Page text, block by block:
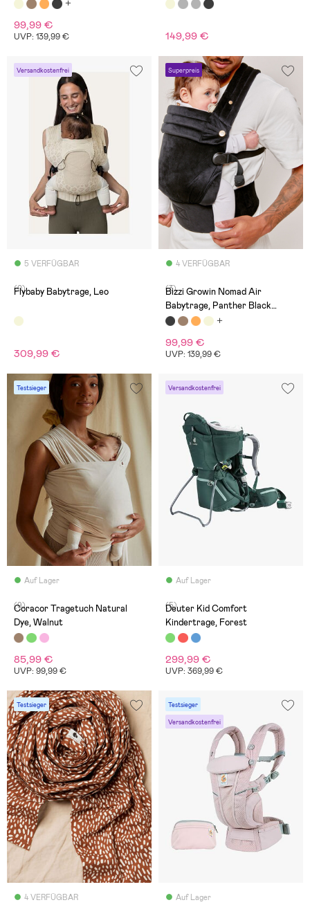
99,99 €
UVP: 139,99 € 149,99 €
Versandkostenfrei
5 VERFÜGBAR
(0)
Flybaby Babytrage, Leo
309,99 €
Superpreis
4 VERFÜGBAR
(3)
Bizzi Growin Nomad Air
Babytrage, Panther Black
Velvet
99,99 €
UVP: 139,99 €
Testsieger
Auf Lager
(9)
Coracor Tragetuch Natural
Dye, Walnut
85,99 €
UVP: 99,99 €
Versandkostenfrei
Auf Lager
(5)
Deuter Kid Comfort
Kindertrage, Forest
299,99 €
UVP: 369,99 €
Testsieger
4 VERFÜGBAR
Testsieger
Versandkostenfrei
Auf Lager